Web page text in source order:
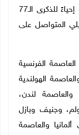
العالمية، اليوم السبت، تظاهرات حاشدة، إحياءً للذكرى الـ77
المتواصل على
الفرنسية
الهولندية
والعاصمة لندن،
وجنيف وبازل
والعاصمة